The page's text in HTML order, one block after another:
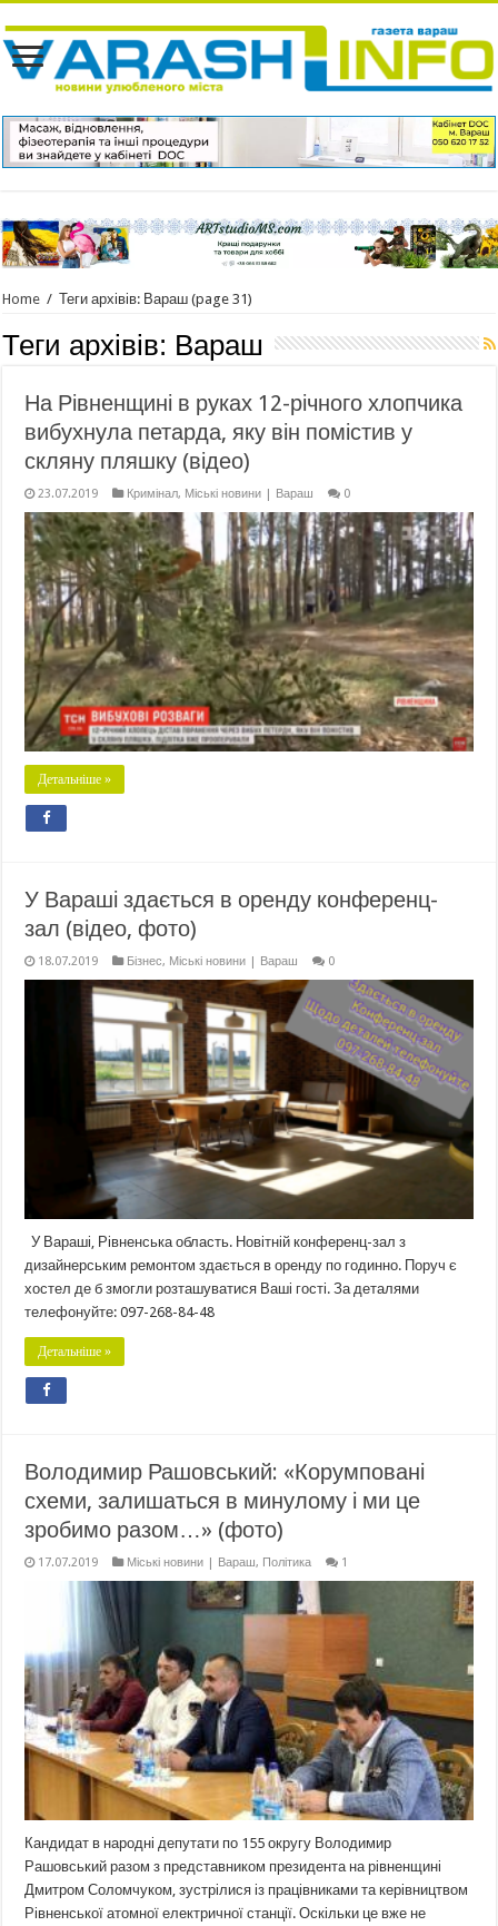
Home / Теги архівів: Вараш (page 31)
Теги архівів: Вараш
На Рівненщині в руках 12-річного хлопчика
вибухнула петарда, яку він помістив у
скляну пляшку (відео)
23.07.2019 Кримінал, Міські новини | Вараш 0
Детальніше »
У Вараші здається в оренду конференц-
зал (відео, фото)
18.07.2019 Бізнес, Міські новини | Вараш 0
У Вараші, Рівненська область. Новітній конференц-зал з
дизайнерським ремонтом здається в оренду по годинно. Поруч є
хостел де б змогли розташуватися Ваші гості. За деталями
телефонуйте: 097-268-84-48
Детальніше »
Володимир Рашовський: «Корумповані
схеми, залишаться в минулому і ми це
зробимо разом…» (фото)
17.07.2019 Міські новини | Вараш, Політика 1
Кандидат в народні депутати по 155 округу Володимир
Рашовський разом з представником президента на рівненщині
Дмитром Соломчуком, зустрілися із працівниками та керівництвом
Рівненської атомної електричної станції. Оскільки це вже не